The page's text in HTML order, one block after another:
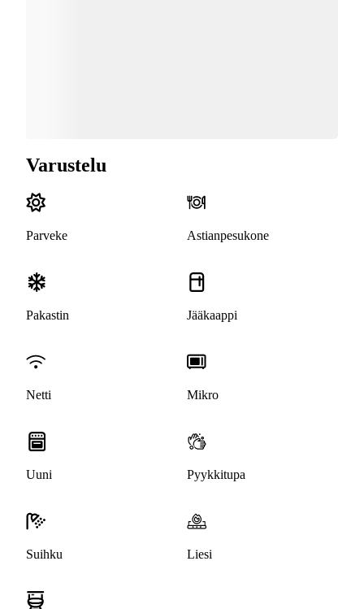
Varustelu
Parveke Astianpesukone
Pakastin Jääkaappi
Netti Mikro
Uuni Pyykkitupa
Suihku Liesi